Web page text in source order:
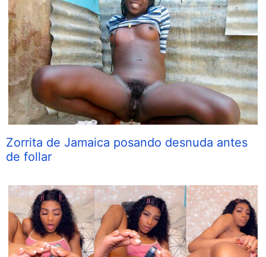
Zorrita de Jamaica posando desnuda antes
de follar